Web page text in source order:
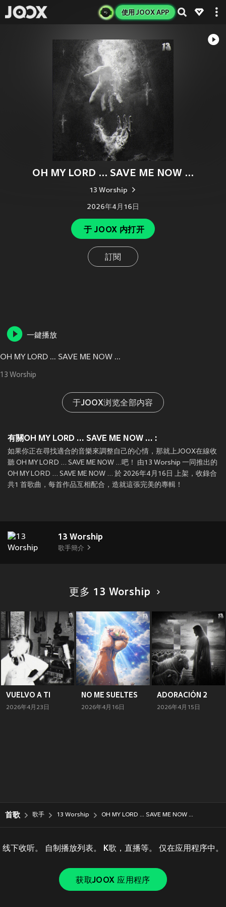
使用 JOOX APP
OH MY LORD ... SAVE ME NOW ...
13 Worship
2026年4月16日
于 JOOX 内打开
訂閱
一鍵播放
OH MY LORD ... SAVE ME NOW ...
13 Worship
于JOOX浏览全部内容
有關OH MY LORD ... SAVE ME NOW ... :
如果你正在尋找適合的音樂來調整自己的心情，那就上JOOX在線收
聽 OH MY LORD ... SAVE ME NOW ...吧！ 由13 Worship 一同推出的
OH MY LORD ... SAVE ME NOW ... 於 2026年4月16日 上架，收錄合
共1 首歌曲，每首作品互相配合，造就這張完美的專輯！
13 Worship
歌手簡介
更多 13 Worship
VUELVO A TI
2026年4月23日
NO ME SUELTES
2026年4月16日
ADORACIÓN 2
2026年4月15日
首歌 歌手 13 Worship OH MY LORD ... SAVE ME NOW ...
线下收听。 自制播放列表。 K歌，直播等。 仅在应用程序中。
获取JOOX 应用程序